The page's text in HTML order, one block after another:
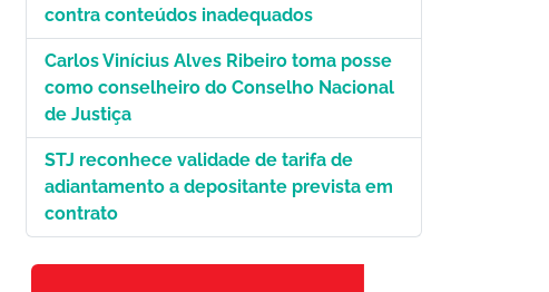
contra conteúdos inadequados
Carlos Vinícius Alves Ribeiro toma posse
como conselheiro do Conselho Nacional
de Justiça
STJ reconhece validade de tarifa de
adiantamento a depositante prevista em
contrato